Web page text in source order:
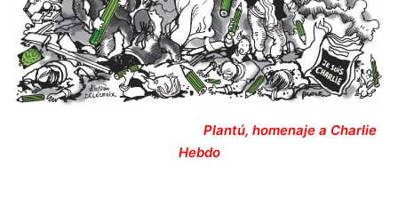
Plantú, homenaje a Charlie
Hebdo